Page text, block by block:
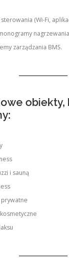
(Wi-Fi,
zarządzania BMS.
obiekty,
i sauną
prywatne